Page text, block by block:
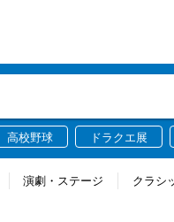
高校野球 ドラクエ展
演劇・ステージ クラシ